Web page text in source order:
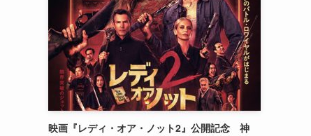
映画『レディ・オア・ノット2』公開記念 神